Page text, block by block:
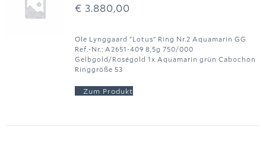
€ 3.880,00
Ole Lynggaard "Lotus" Ring Nr.2 Aquamarin GG
Ref.-Nr.: A2651-409 8,5g 750/000
Gelbgold/Roségold 1x Aquamarin grün Cabochon
Ringgröße 53